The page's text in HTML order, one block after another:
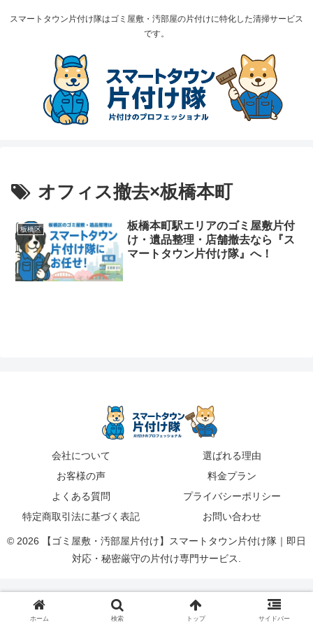
スマートタウン片付け隊はゴミ屋敷・汚部屋の片付けに特化した清掃サービス
です。
オフィス撤去×板橋本町
板橋区
板橋本町駅エリアのゴミ屋敷片付
け・遺品整理・店舗撤去なら『ス
マートタウン片付け隊』へ！
会社について
選ばれる理由
お客様の声
料金プラン
よくある質問
プライバシーポリシー
特定商取引法に基づく表記
お問い合わせ
© 2026 【ゴミ屋敷・汚部屋片付け】スマートタウン片付け隊｜即日
対応・秘密厳守の片付け専門サービス.
ホーム 検索 トップ サイドバー